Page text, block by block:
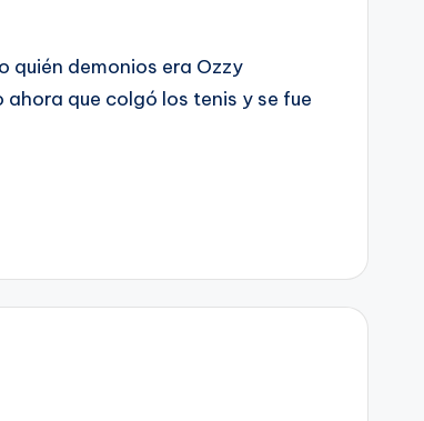
quién demonios era Ozzy
ahora que colgó los tenis y se fue